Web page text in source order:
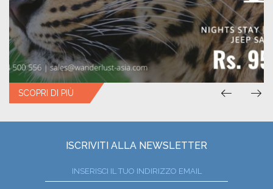
SCOPRI DI PIÙ
SCOPRI DI PIÙ
ISCRIVITI ALLA NEWSLETTER